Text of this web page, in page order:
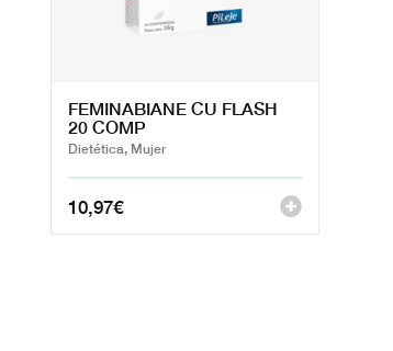
FEMINABIANE CU FLASH
20 COMP
Dietética, Mujer
10,97€